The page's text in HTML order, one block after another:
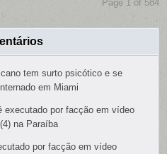
Page 1 of 584
tem surto psicótico e se
em Miami
executado por facção em vídeo
na Paraíba
por facção em vídeo